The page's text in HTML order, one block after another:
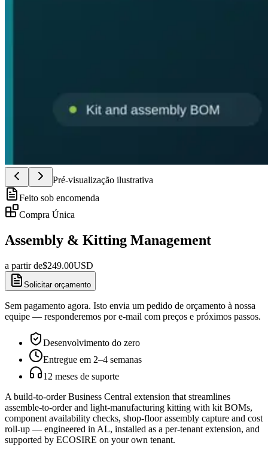
Pré-visualização ilustrativa
Feito sob encomenda
Compra Única
Assembly & Kitting Management
a partir de$249.00USD
Solicitar orçamento
Sem pagamento agora. Isto envia um pedido de orçamento à nossa
equipe — responderemos por e-mail com preços e próximos passos.
Desenvolvimento do zero
Entregue em 2–4 semanas
12 meses de suporte
A build-to-order Business Central extension that streamlines
assemble-to-order and light-manufacturing kitting with kit BOMs,
component availability checks, shop-floor assembly capture and cost
roll-up — engineered in AL, installed as a per-tenant extension, and
supported by ECOSIRE on your own tenant.